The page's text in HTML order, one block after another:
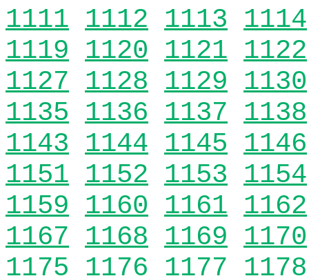
1111 1112 1113 1114
1119 1120 1121 1122
1127 1128 1129 1130
1135 1136 1137 1138
1143 1144 1145 1146
1151 1152 1153 1154
1159 1160 1161 1162
1167 1168 1169 1170
1175 1176 1177 1178